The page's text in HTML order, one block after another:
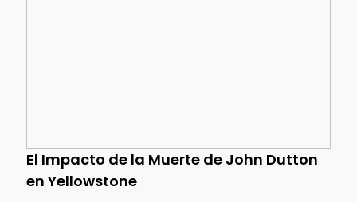
El Impacto de la Muerte de John Dutton
en Yellowstone